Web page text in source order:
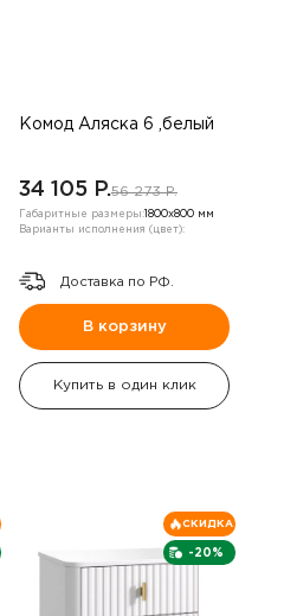
Комод Аляска 6 ,белый
34 105 P.56 273 P.
Габаритные размеры: 1800х800 мм
Варианты исполнения (цвет):
Доставка по РФ.
В корзину
Купить в один клик
-20%
СКИДКА